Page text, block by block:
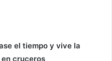
el tiempo y vive la
cruceros